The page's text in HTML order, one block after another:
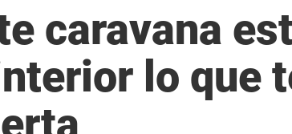
caravana
lo que